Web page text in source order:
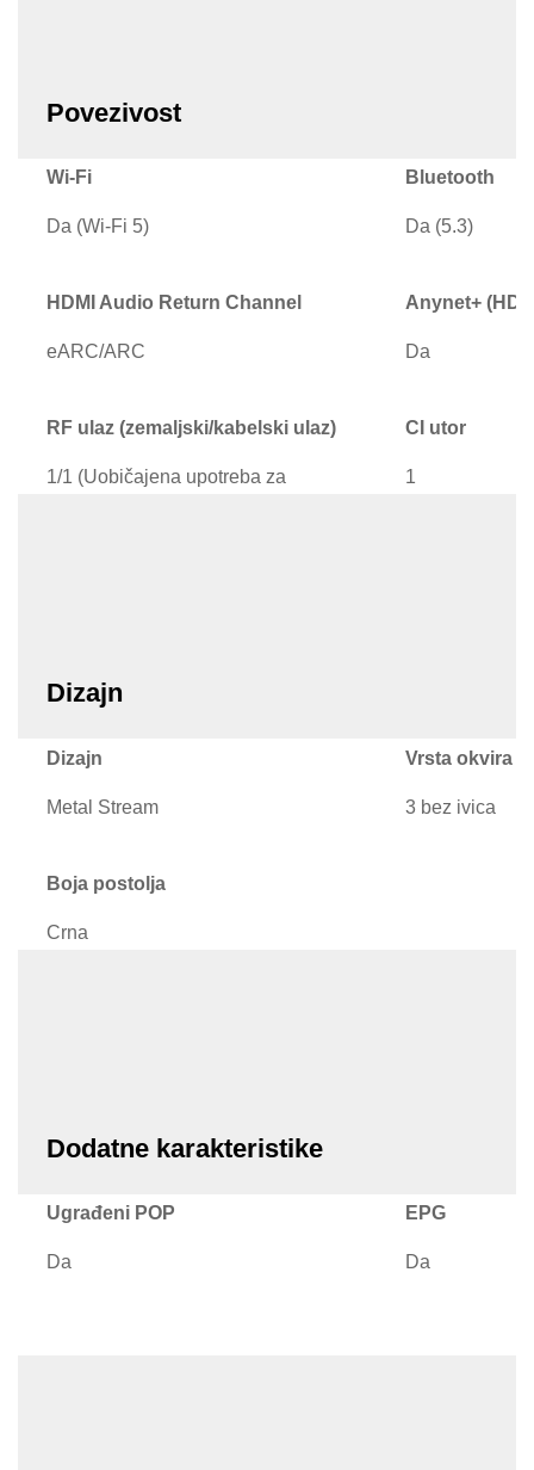
Povezivost
Wi-Fi
Da (Wi-Fi 5)
Bluetooth
Da (5.3)
HDMI Audio Return Channel
eARC/ARC
Anynet+
Da
RF ulaz (zemaljski/kabelski ulaz)
1/1 (Uobičajena upotreba za
CI utor
1
Dizajn
Dizajn
Metal Stream
Vrsta okvira
3 bez ivica
Boja postolja
Crna
Dodatne karakteristike
Ugrađeni POP
Da
EPG
Da